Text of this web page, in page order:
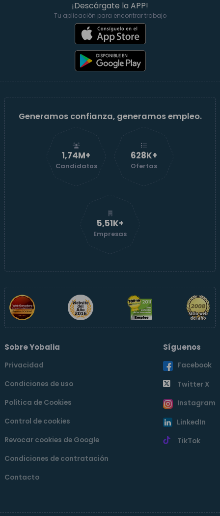
¡Descárgate la APP!
Tu aplicación para encontrar trabajo
Generamos confianza, generamos empleo.
1,74M+
Candidatos
629K+
Ofertas
5,52K+
Empresas
Sobre Yobalia
Privacidad
Condiciones de uso
Política de Cookies
Control de cookies
Revocar cookies de Google
Condiciones de contratación
Contacto
Síguenos
Facebook
Twitter X
Instagram
LinkedIn
TikTok